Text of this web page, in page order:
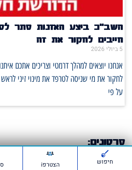
השב"כ ביצע האזנות סתר
חייבים לחקור את זה
5 ביולי 2026
אנחנו יוצאים למהלך דרמטי וצריכים אתכם
לחקור את מי שניסה לטרפד את מינוי זיני
על פי
סרטונים:
חיפוש הצטרפi